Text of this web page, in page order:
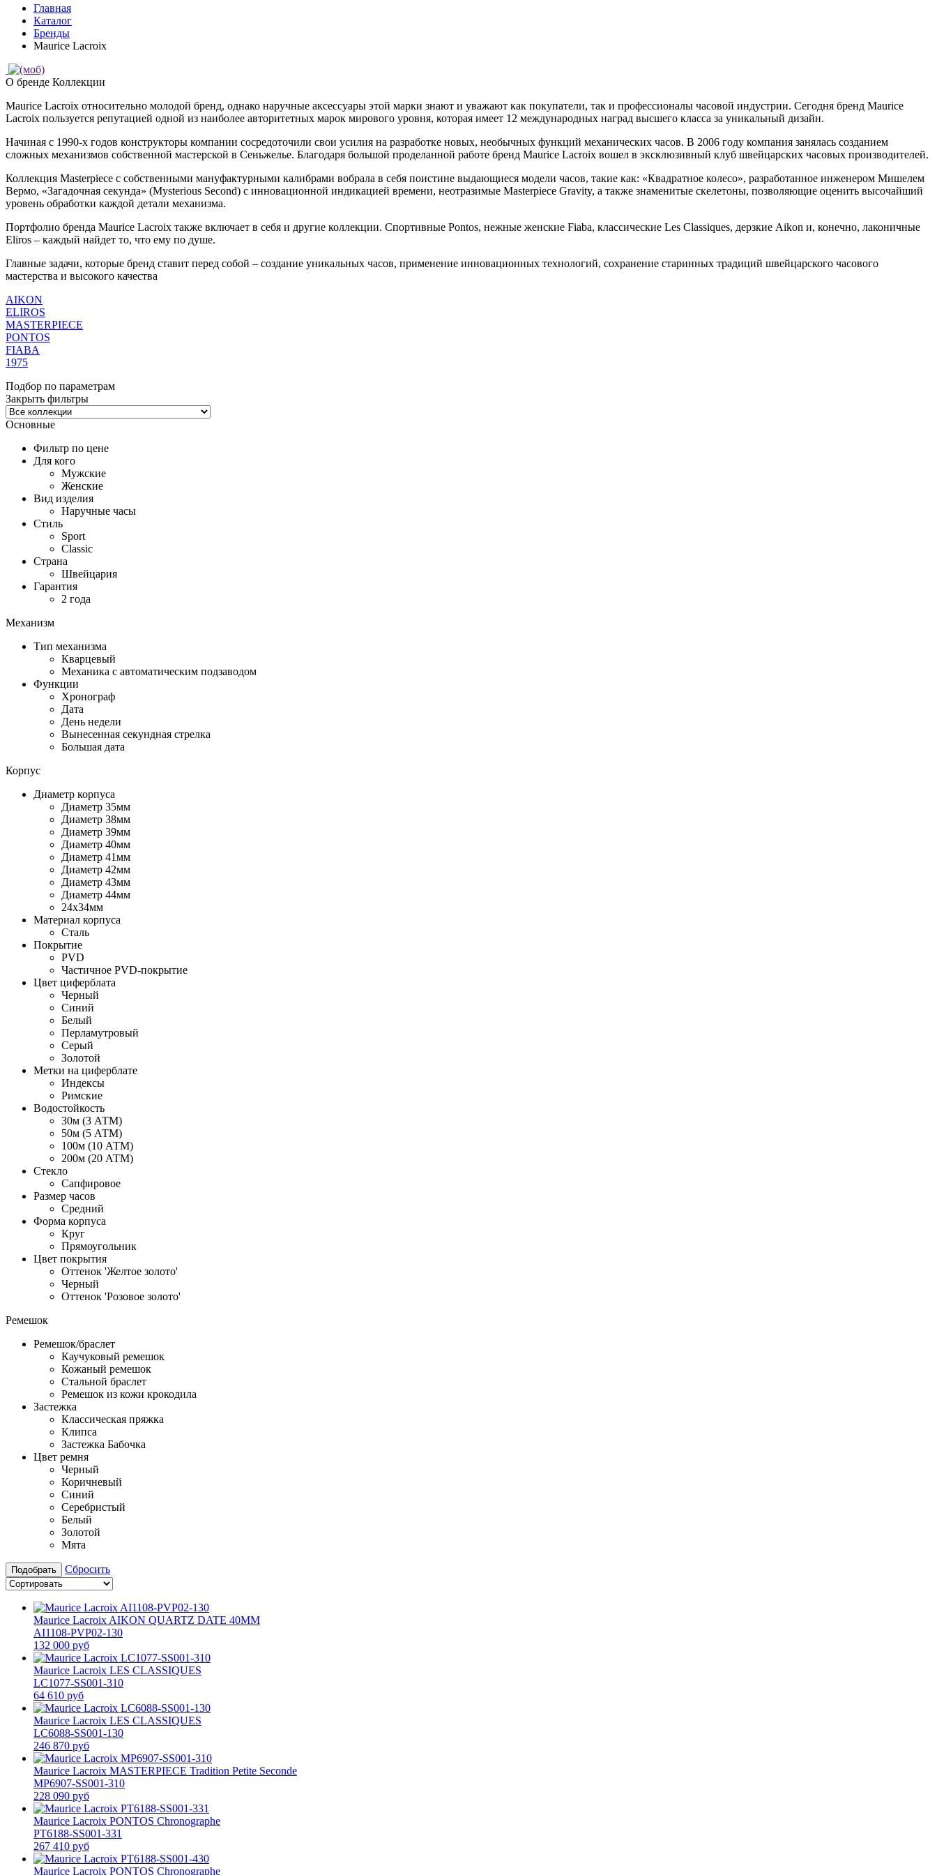
Главная
Каталог
Бренды
Maurice Lacroix
О бренде Коллекции
Maurice Lacroix относительно молодой бренд, однако наручные аксессуары этой марки знают и уважают как покупатели, так и профессионалы часовой индустрии. Сегодня бренд Maurice
Lacroix пользуется репутацией одной из наиболее авторитетных марок мирового уровня, которая имеет 12 международных наград высшего класса за уникальный дизайн.
Начиная с 1990-х годов конструкторы компании сосредоточили свои усилия на разработке новых, необычных функций механических часов. В 2006 году компания занялась созданием
сложных механизмов собственной мастерской в Сеньжелье. Благодаря большой проделанной работе бренд Maurice Lacroix вошел в эксклюзивный клуб швейцарских часовых производителей.
Коллекция Masterpiece с собственными мануфактурными калибрами вобрала в себя поистине выдающиеся модели часов, такие как: «Квадратное колесо», разработанное инженером Мишелем
Вермо, «Загадочная секунда» (Mysterious Second) с инновационной индикацией времени, неотразимые Masterpiece Gravity, а также знаменитые скелетоны, позволяющие оценить высочайший
уровень обработки каждой детали механизма.
Портфолио бренда Maurice Lacroix также включает в себя и другие коллекции. Спортивные Pontos, нежные женские Fiaba, классические Les Classiques, дерзкие Aikon и, конечно, лаконичные
Eliros – каждый найдет то, что ему по душе.
Главные задачи, которые бренд ставит перед собой – создание уникальных часов, применение инновационных технологий, сохранение старинных традиций швейцарского часового
мастерства и высокого качества
AIKON
ELIROS
MASTERPIECE
PONTOS
FIABA
1975
Подбор по параметрам
Закрыть фильтры
Основные
Фильтр по цене
Для кого
Мужские
Женские
Вид изделия
Наручные часы
Стиль
Sport
Classic
Страна
Швейцария
Гарантия
2 года
Механизм
Тип механизма
Кварцевый
Механика с автоматическим подзаводом
Функции
Хронограф
Дата
День недели
Вынесенная секундная стрелка
Большая дата
Корпус
Диаметр корпуса
Диаметр 35мм
Диаметр 38мм
Диаметр 39мм
Диаметр 40мм
Диаметр 41мм
Диаметр 42мм
Диаметр 43мм
Диаметр 44мм
24х34мм
Материал корпуса
Сталь
Покрытие
PVD
Частичное PVD-покрытие
Цвет циферблата
Черный
Синий
Белый
Перламутровый
Серый
Золотой
Метки на циферблате
Индексы
Римские
Водостойкость
30м (3 АТМ)
50м (5 АТМ)
100м (10 АТМ)
200м (20 АТМ)
Стекло
Сапфировое
Размер часов
Средний
Форма корпуса
Круг
Прямоугольник
Цвет покрытия
Оттенок 'Желтое золото'
Черный
Оттенок 'Розовое золото'
Ремешок
Ремешок/браслет
Каучуковый ремешок
Кожаный ремешок
Стальной браслет
Ремешок из кожи крокодила
Застежка
Классическая пряжка
Клипса
Застежка Бабочка
Цвет ремня
Черный
Коричневый
Синий
Серебристый
Белый
Золотой
Мята
Подобрать Сбросить
Maurice Lacroix AIKON QUARTZ DATE 40MM
AI1108-PVP02-130
132 000 руб
Maurice Lacroix LES CLASSIQUES
LC1077-SS001-310
64 610 руб
Maurice Lacroix LES CLASSIQUES
LC6088-SS001-130
246 870 руб
Maurice Lacroix MASTERPIECE Tradition Petite Seconde
MP6907-SS001-310
228 090 руб
Maurice Lacroix PONTOS Chronographe
PT6188-SS001-331
267 410 руб
Maurice Lacroix PONTOS Chronographe